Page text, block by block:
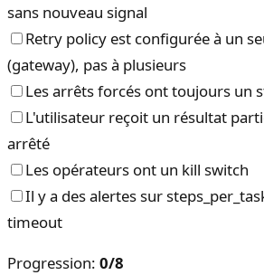
sans nouveau signal
Retry policy est configurée à un
(gateway), pas à plusieurs
Les arrêts forcés ont toujours un
L'utilisateur reçoit un résultat
arrêté
Les opérateurs ont un kill switch
Il y a des alertes sur
timeout
Progression: 0/8